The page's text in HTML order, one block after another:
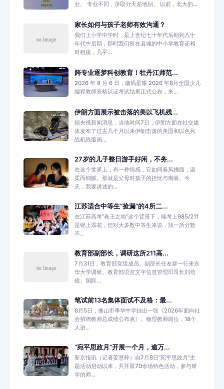
业。 专业不同，录取分天差地别。 以前，北大的...
家长如何与孩子老师有效沟通？
我们上小学中学时，是上世纪七十年代后期到八十
年代中后期，那时我们所在县城的中小学教育还相
对粗疏，几乎...
跨专业逐梦科创教育！牡丹江师范...
2026 年 8 月 6 日，徽码星耀 2026 年8月全国少儿
编程教师资格认证考试结果正式公布，来...
伊朗方面展示被击落的美以飞机残...
据央视新闻消息，当地时间7日，伊朗方面在社交媒
体发布了过去几个月以来伊朗击落的美国和以色列
战机残骸画...
27岁的儿子整日游手好闲，不务...
在这个世界上，有一种情感，它如同春风拂面，温
柔而细腻。那就是父母对孩子的担忧与期盼。今
天，我要讲述的...
江苏适合中等生“捡漏”的4所二...
在江苏高考“卷王之地”这个背景下，能考上985/211
是锦上添花，但对大多数中等生来说，找一所分数
不...
教育部副部长，调研这所211高...
7月31日，教育部党组成员、副部长任友群一行来东
华大学调研。教育部语言文字信息管理司司长刘培
俊、国际...
笔试前13名集体面试不及格：最...
8月5日，佛山市季华中学挂出一张《2026年面向社
会招聘教师总成绩公布表》。物理教师岗位，18个
人进...
“宛平思政月”开展一个月，逾万...
新京报讯（记者姜慧梓）自7月8日“宛平思政月”主
题活动启动以来，共开展70余场特色活动，参与研
学的师...